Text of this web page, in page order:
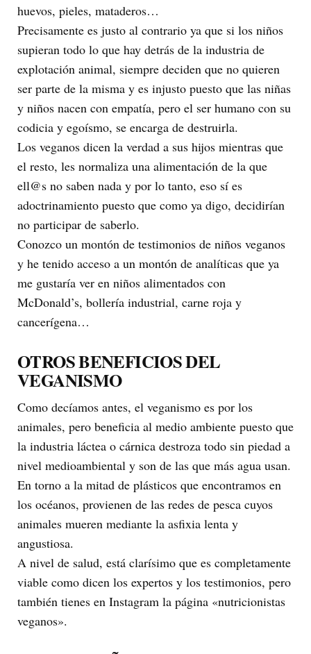
huevos, pieles, mataderos…
Precisamente es justo al contrario ya que si los niños
supieran todo lo que hay detrás de la industria de
explotación animal, siempre deciden que no quieren
ser parte de la misma y es injusto puesto que las niñas
y niños nacen con empatía, pero el ser humano con su
codicia y egoísmo, se encarga de destruirla.
Los veganos dicen la verdad a sus hijos mientras que
el resto, les normaliza una alimentación de la que
ell@s no saben nada y por lo tanto, eso sí es
adoctrinamiento puesto que como ya digo, decidirían
no participar de saberlo.
Conozco un montón de testimonios de niños veganos
y he tenido acceso a un montón de analíticas que ya
me gustaría ver en niños alimentados con
McDonald’s, bollería industrial, carne roja y
cancerígena…
OTROS BENEFICIOS DEL
VEGANISMO
Como decíamos antes, el veganismo es por los
animales, pero beneficia al medio ambiente puesto que
la industria láctea o cárnica destroza todo sin piedad a
nivel medioambiental y son de las que más agua usan.
En torno a la mitad de plásticos que encontramos en
los océanos, provienen de las redes de pesca cuyos
animales mueren mediante la asfixia lenta y
angustiosa.
A nivel de salud, está clarísimo que es completamente
viable como dicen los expertos y los testimonios, pero
también tienes en Instagram la página «nutricionistas
veganos».